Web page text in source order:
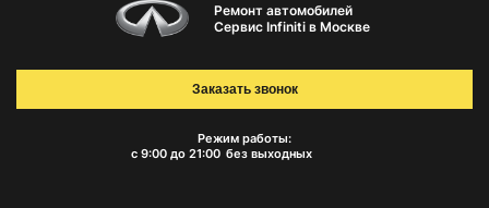
Ремонт автомобилей
Сервис Infiniti в Москве
Режим работы:
с 9:00 до 21:00 без выходных
Заказать звонок